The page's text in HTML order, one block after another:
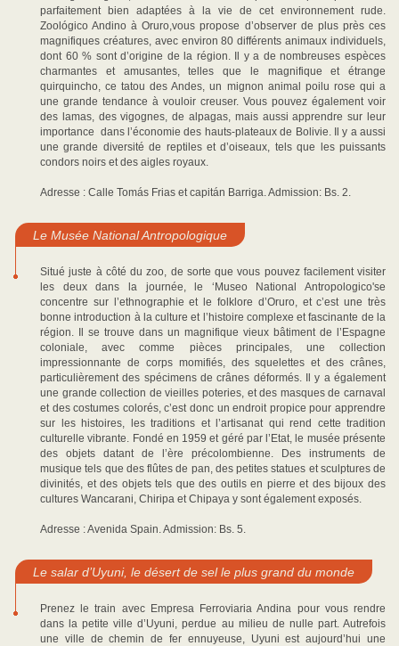
parfaitement bien adaptées à la vie de cet environnement rude.
Zoológico Andino à Oruro,vous propose d’observer de plus près ces
magnifiques créatures, avec environ 80 différents animaux individuels,
dont 60 % sont d’origine de la région. Il y a de nombreuses espèces
charmantes et amusantes, telles que le magnifique et étrange
quirquincho, ce tatou des Andes, un mignon animal poilu rose qui a
une grande tendance à vouloir creuser. Vous pouvez également voir
des lamas, des vigognes, de alpagas, mais aussi apprendre sur leur
importance dans l’économie des hauts-plateaux de Bolivie. Il y a aussi
une grande diversité de reptiles et d’oiseaux, tels que les puissants
condors noirs et des aigles royaux.
Adresse : Calle Tomás Frias et capitán Barriga. Admission: Bs. 2.
Le Musée National Antropologique
Situé juste à côté du zoo, de sorte que vous pouvez facilement visiter
les deux dans la journée, le ‘Museo National Antropologico'se
concentre sur l’ethnographie et le folklore d’Oruro, et c’est une très
bonne introduction à la culture et l’histoire complexe et fascinante de la
région. Il se trouve dans un magnifique vieux bâtiment de l’Espagne
coloniale, avec comme pièces principales, une collection
impressionnante de corps momifiés, des squelettes et des crânes,
particulièrement des spécimens de crânes déformés. Il y a également
une grande collection de vieilles poteries, et des masques de carnaval
et des costumes colorés, c’est donc un endroit propice pour apprendre
sur les histoires, les traditions et l’artisanat qui rend cette tradition
culturelle vibrante. Fondé en 1959 et géré par l’Etat, le musée présente
des objets datant de l’ère précolombienne. Des instruments de
musique tels que des flûtes de pan, des petites statues et sculptures de
divinités, et des objets tels que des outils en pierre et des bijoux des
cultures Wancarani, Chiripa et Chipaya y sont également exposés.
Adresse : Avenida Spain. Admission: Bs. 5.
Le salar d’Uyuni, le désert de sel le plus grand du monde
Prenez le train avec Empresa Ferroviaria Andina pour vous rendre
dans la petite ville d’Uyuni, perdue au milieu de nulle part. Autrefois
une ville de chemin de fer ennuyeuse, Uyuni est aujourd’hui une